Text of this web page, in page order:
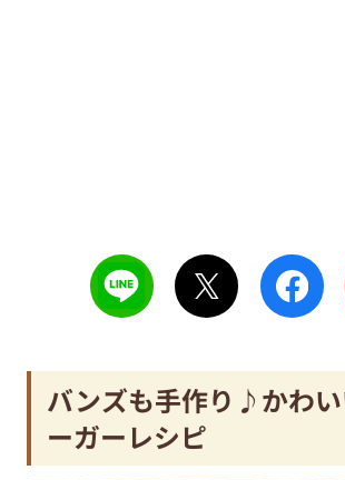
バンズも手作り♪かわ
ーガーレシピ